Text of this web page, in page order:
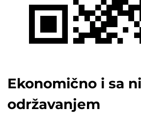
Ekonomično i sa
održavanjem